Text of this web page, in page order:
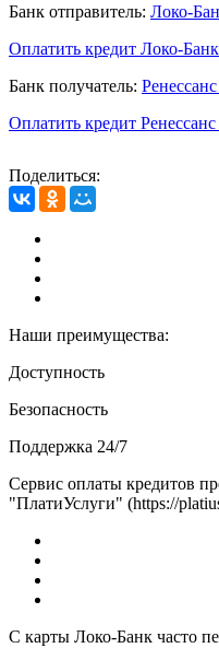
Банк отправитель: Локо-
Оплатить кредит Локо-Банк
Банк получатель:
Оплатить кредит
Поделиться:
Наши преимущества:
Доступность
Безопасность
Поддержка 24/7
Сервис оплаты кредитов
"ПлатиУслуги" (https://
С карты Локо-Банк часто